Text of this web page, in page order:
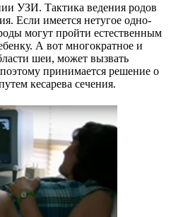
УЗИ. Тактика ведения родов
Если имеется нетугое одно-
могут пройти естественным
А вот многократное и
шеи, может вызвать
принимается решение о
кесарева сечения.